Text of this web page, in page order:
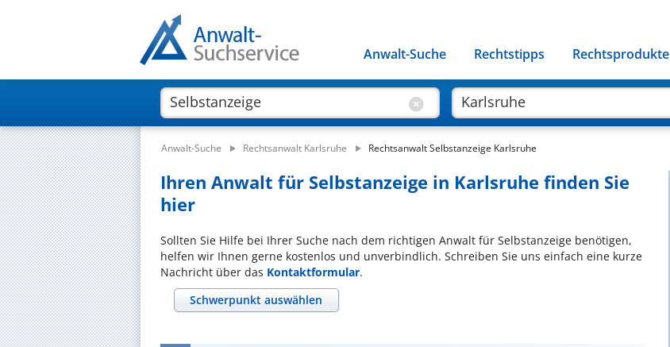
Anwalt-Suche Rechtstipps Rechtsprodukte
Anwalt-Suche Rechtsanwalt Karlsruhe Rechtsanwalt Selbstanzeige Karlsruhe
Ihren Anwalt für Selbstanzeige in Karlsruhe finden Sie
hier
Sollten Sie Hilfe bei Ihrer Suche nach dem richtigen Anwalt für Selbstanzeige benötigen,
helfen wir Ihnen gerne kostenlos und unverbindlich. Schreiben Sie uns einfach eine kurze
Nachricht über das Kontaktformular.
Schwerpunkt auswählen